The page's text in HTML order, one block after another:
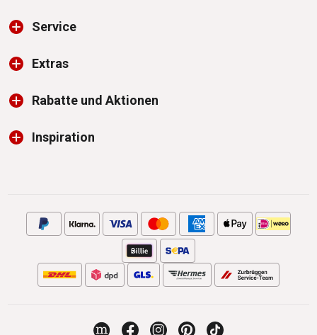
Service
Extras
Rabatte und Aktionen
Inspiration